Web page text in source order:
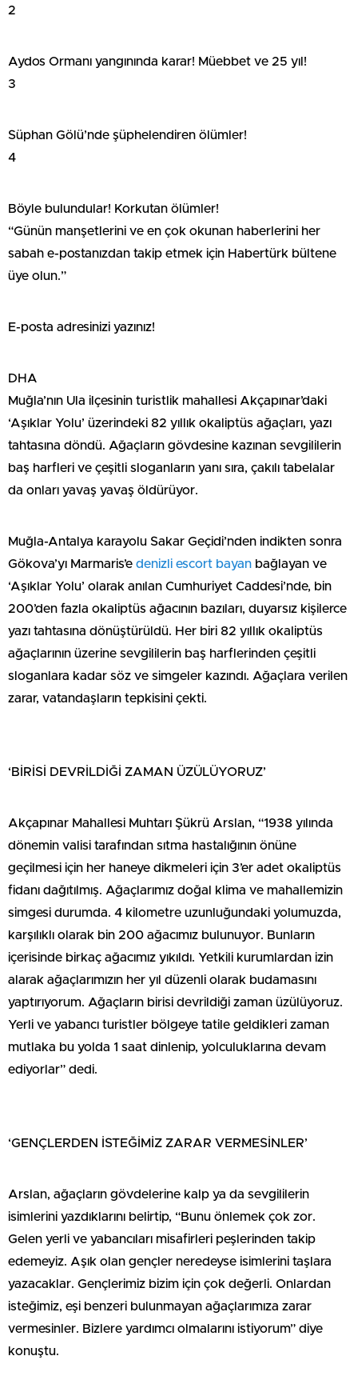
2
Aydos Ormanı yangınında karar! Müebbet ve 25 yıl!
3
Süphan Gölü’nde şüphelendiren ölümler!
4
Böyle bulundular! Korkutan ölümler!
“Günün manşetlerini ve en çok okunan haberlerini her
sabah e-postanızdan takip etmek için Habertürk bültene
üye olun.”
E-posta adresinizi yazınız!
DHA
Muğla’nın Ula ilçesinin turistlik mahallesi Akçapınar’daki
‘Aşıklar Yolu’ üzerindeki 82 yıllık okaliptüs ağaçları, yazı
tahtasına döndü. Ağaçların gövdesine kazınan sevgililerin
baş harfleri ve çeşitli sloganların yanı sıra, çakılı tabelalar
da onları yavaş yavaş öldürüyor.
Muğla-Antalya karayolu Sakar Geçidi’nden indikten sonra
Gökova’yı Marmaris’e denizli escort bayan bağlayan ve
‘Aşıklar Yolu’ olarak anılan Cumhuriyet Caddesi’nde, bin
200’den fazla okaliptüs ağacının bazıları, duyarsız kişilerce
yazı tahtasına dönüştürüldü. Her biri 82 yıllık okaliptüs
ağaçlarının üzerine sevgililerin baş harflerinden çeşitli
sloganlara kadar söz ve simgeler kazındı. Ağaçlara verilen
zarar, vatandaşların tepkisini çekti.
‘BİRİSİ DEVRİLDİĞİ ZAMAN ÜZÜLÜYORUZ’
Akçapınar Mahallesi Muhtarı Şükrü Arslan, “1938 yılında
dönemin valisi tarafından sıtma hastalığının önüne
geçilmesi için her haneye dikmeleri için 3’er adet okaliptüs
fidanı dağıtılmış. Ağaçlarımız doğal klima ve mahallemizin
simgesi durumda. 4 kilometre uzunluğundaki yolumuzda,
karşılıklı olarak bin 200 ağacımız bulunuyor. Bunların
içerisinde birkaç ağacımız yıkıldı. Yetkili kurumlardan izin
alarak ağaçlarımızın her yıl düzenli olarak budamasını
yaptırıyorum. Ağaçların birisi devrildiği zaman üzülüyoruz.
Yerli ve yabancı turistler bölgeye tatile geldikleri zaman
mutlaka bu yolda 1 saat dinlenip, yolculuklarına devam
ediyorlar” dedi.
‘GENÇLERDEN İSTEĞİMİZ ZARAR VERMESİNLER’
Arslan, ağaçların gövdelerine kalp ya da sevgililerin
isimlerini yazdıklarını belirtip, “Bunu önlemek çok zor.
Gelen yerli ve yabancıları misafirleri peşlerinden takip
edemeyiz. Aşık olan gençler neredeyse isimlerini taşlara
yazacaklar. Gençlerimiz bizim için çok değerli. Onlardan
isteğimiz, eşi benzeri bulunmayan ağaçlarımıza zarar
vermesinler. Bizlere yardımcı olmalarını istiyorum” diye
konuştu.